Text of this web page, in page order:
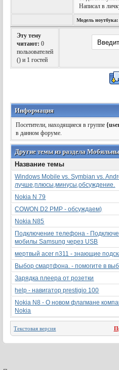
Написал в
Модель ноутбука:
Эту тему
читают: 0
пользователей
() и 1 гостей
Информация
Посетители, находящиеся в группе
в данном форуме.
Другие темы из раздела
Название темы
Windows Mobile vs. Symbian vs.
лучше,плюсы,минусы,обсуждение.
Nokia N 79
COWON D2 PMP - обсуждаем)
Nokia N85
Подключение телефона -
мобилы Samsung через USB
мертвый acer n311 - знающие
Выбор смартфона. - помогите в
Зарядка плеера от розетки
help - навигатор prestigio 100
Nokia N8 - О новом флагмане
Nokia
Текстовая версия